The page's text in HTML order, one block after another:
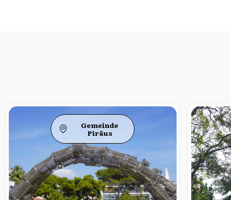
Gemeinde
Piräus